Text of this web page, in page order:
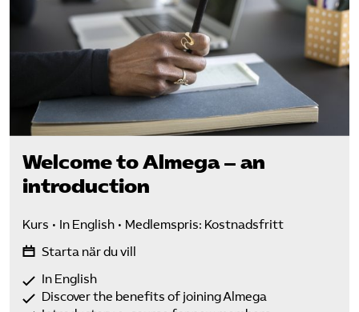
Welcome to Almega – an
introduction
Kurs In English
Medlemspris: Kostnadsfritt
Starta när du vill
In English
Discover the benefits of joining Almega